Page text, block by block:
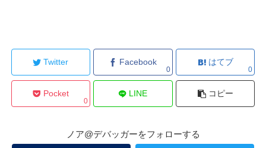
Twitter Facebook
0
はてブ
0
Pocket
0
LINE コピー
ノア@デバッガーをフォローする